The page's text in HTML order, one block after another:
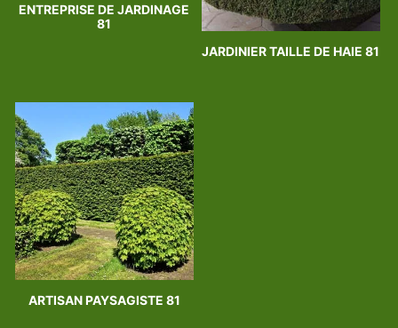
ENTREPRISE DE JARDINAGE
81
JARDINIER TAILLE DE HAIE 81
ARTISAN PAYSAGISTE 81